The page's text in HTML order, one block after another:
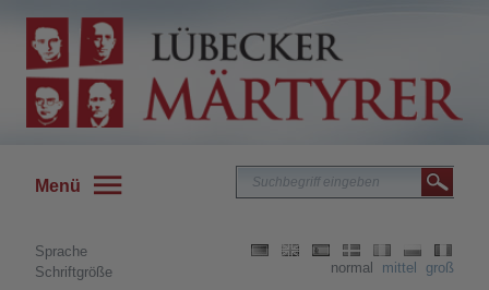
Menü
Sprache
Schriftgröße
normal mittel groß